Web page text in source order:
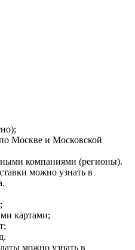
Москве и Московской
компаниями (регионы).
можно узнать в
картами;
можно узнать в